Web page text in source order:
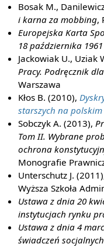
Bosak M.,
i karna za mobbing,
Europejska Karta
18 października 1961
Jackowiak U., Uziak
Pracy. Podręcznik
Warszawa
Kłos B. (2010),
starszych na
Sobczyk A. (2013),
Tom II. Wybrane
ochrona
Monografie
Unterschutz J.
Wyższa Szkoła
Ustawa z dnia 20
instytucjach rynku
Ustawa z dnia 4
świadczeń